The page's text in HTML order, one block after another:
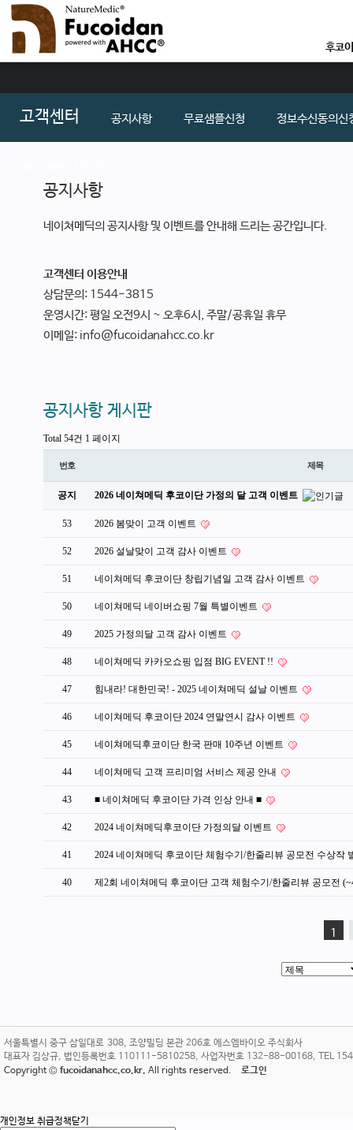
후코
좋은 후코
고객센터 공지사항 무료샘플신청 정보수신동의신
공지사항
네이쳐메딕의 공지사항 및 이벤트를 안내해 드리는 공간입니다.
고객센터 이용안내
상담문의: 1544-3815
운영시간: 평일 오전9시 ~ 오후6시, 주말/공휴일 휴무
이메일: info@fucoidanahcc.co.kr
공지사항 게시판
Total 54건 1 페이지
번호 제목
공지 2026 네이쳐메딕 후코이단 가정의 달 고객 이벤트
53 2026 봄맞이 고객 이벤트
52 2026 설날맞이 고객 감사 이벤트
51 네이쳐메딕 후코이단 창립기념일 고객 감사 이벤트
50 네이쳐메딕 네이버쇼핑 7월 특별이벤트
49 2025 가정의달 고객 감사 이벤트
48 네이쳐메딕 카카오쇼핑 입점 BIG EVENT !!
47 힘내라! 대한민국! - 2025 네이쳐메딕 설날 이벤트
46 네이쳐메딕 후코이단 2024 연말연시 감사 이벤트
45 네이쳐메딕후코이단 한국 판매 10주년 이벤트
44 네이쳐메딕 고객 프리미엄 서비스 제공 안내
43 ■ 네이쳐메딕 후코이단 가격 인상 안내 ■
42 2024 네이쳐메딕후코이단 가정의달 이벤트
41 2024 네이쳐메딕 후코이단 체험수기/한줄리뷰 공모전 수상작
40 제2회 네이쳐메딕 후코이단 고객 체험수기/한줄리뷰 공모전
1
서울특별시 중구 삼일대로 308, 조양빌딩 본관 206호 에스엠바이오 주식회사
대표자 김상규, 법인등록번호 110111-5810258, 사업자번호 132-88-00168, TEL
Copyright © fucoidanahcc.co.kr. All rights reserved. 로그인
개인정보 취급정책닫기